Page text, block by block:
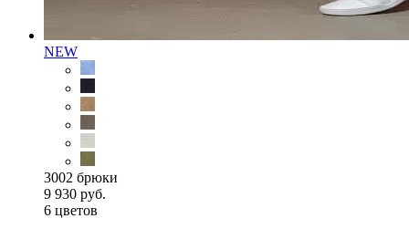
NEW
3002 брюки
9 930 руб.
6 цветов